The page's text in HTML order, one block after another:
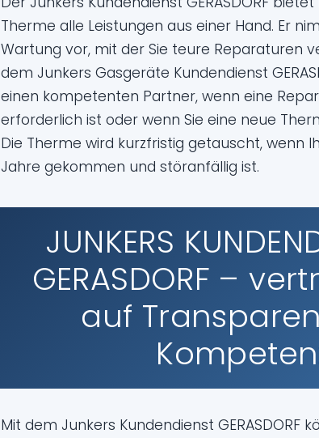
Therme alle Leistungen aus einer Hand. Er
Wartung vor, mit der Sie teure Reparaturen
dem Junkers Gasgeräte Kundendienst
einen kompetenten Partner, wenn eine
erforderlich ist oder wenn Sie eine neue
Die Therme wird kurzfristig getauscht, wenn
Jahre gekommen und störanfällig ist.
JUNKERS
GERASDORF –
auf
Mit dem Junkers Kundendienst GERASDORF